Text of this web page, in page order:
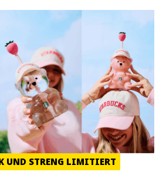
UND STRENG LIMITIERT